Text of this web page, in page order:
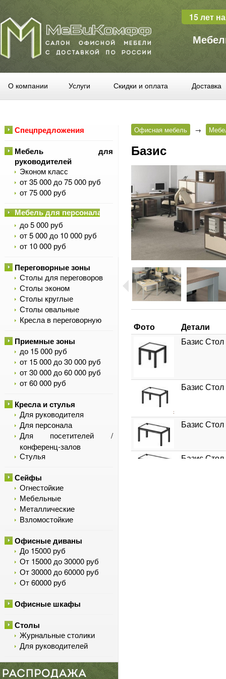
15 лет
О компании Услуги Скидки и оплата Доставка
Спецпредложения
Мебель для
руководителей
Эконом класс
от 35 000 до 75 000 руб
от 75 000 руб
Мебель для персонала
до 5 000 руб
от 5 000 до 10 000 руб
от 10 000 руб
Переговорные зоны
Столы для переговоров
Столы эконом
Столы круглые
Столы овальные
Кресла в переговорную
Приемные зоны
до 15 000 руб
от 15 000 до 30 000 руб
от 30 000 до 60 000 руб
от 60 000 руб
Кресла и стулья
Для руководителя
Для персонала
Для посетителей /
конференц-залов
Стулья
Сейфы
Огнестойкие
Мебельные
Металлические
Взломостойкие
Офисные диваны
До 15000 руб
От 15000 до 30000 руб
От 30000 до 60000 руб
От 60000 руб
Офисные шкафы
Столы
Журнальные столики
Для руководителей
Офисная мебель →
Базис
Фото
Детали
Базис
Базис
Базис
Базис